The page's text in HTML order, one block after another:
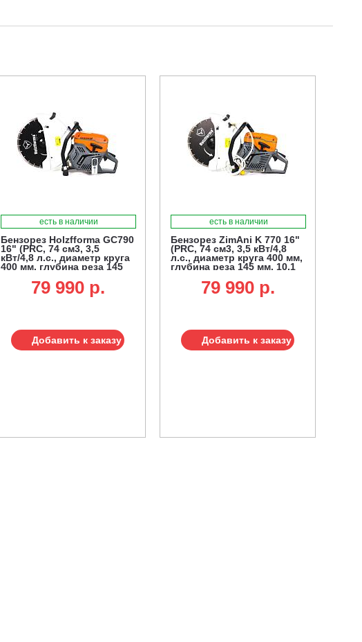
есть в наличии
Бензорез Holzfforma GC790
16" (PRC, 74 см3, 3,5
кВт/4,8 л.с., диаметр круга
400 мм, глубина реза 145
79 990 p.
Добавить к заказу
есть в наличии
Бензорез ZimAni K 770 16"
(PRC, 74 см3, 3,5 кВт/4,8
л.с., диаметр круга 400 мм,
глубина реза 145 мм, 10,1
79 990 p.
Добавить к заказу